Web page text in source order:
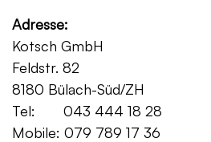
Adresse:
Kotsch GmbH
Feldstr. 82
8180
Tel: 043
Mobile: 079 789 17 36